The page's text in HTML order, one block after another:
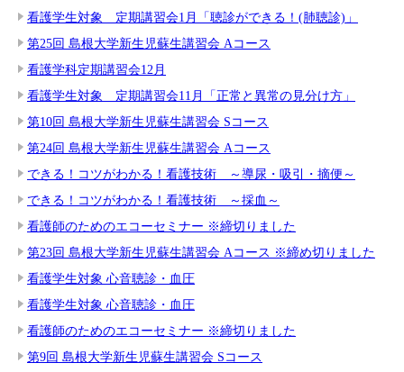
看護学生対象 定期講習会1月「聴診ができる！(肺聴診)」
第25回 島根大学新生児蘇生講習会 Aコース
看護学科定期講習会12月
看護学生対象 定期講習会11月「正常と異常の見分け方」
第10回 島根大学新生児蘇生講習会 Sコース
第24回 島根大学新生児蘇生講習会 Aコース
できる！コツがわかる！看護技術 ～導尿・吸引・摘便～
できる！コツがわかる！看護技術 ～採血～
看護師のためのエコーセミナー ※締切りました
第23回 島根大学新生児蘇生講習会 Aコース ※締め切りました
看護学生対象 心音聴診・血圧
看護学生対象 心音聴診・血圧
看護師のためのエコーセミナー ※締切りました
第9回 島根大学新生児蘇生講習会 Sコース